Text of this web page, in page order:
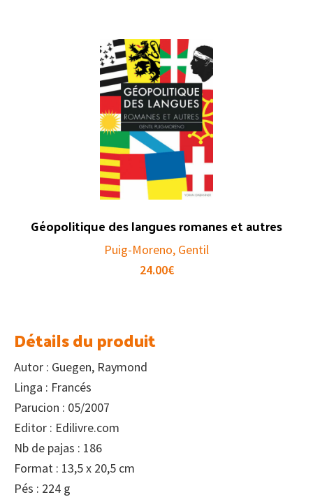
Géopolitique des langues romanes et autres
Puig-Moreno, Gentil
24.00€
Détails du produit
Autor : Guegen, Raymond
Linga : Francés
Parucion : 05/2007
Editor : Edilivre.com
Nb de pajas : 186
Format : 13,5 x 20,5 cm
Pés : 224 g